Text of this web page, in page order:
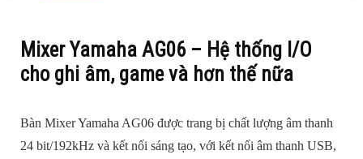
Mixer Yamaha AG06 – Hệ thống I/O
cho ghi âm, game và hơn thế nữa
Bàn Mixer Yamaha AG06 được trang bị chất lượng âm thanh
24 bit/192kHz và kết nối sáng tạo, với kết nối âm thanh USB,